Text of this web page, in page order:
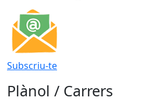
Subscriu-te
Plànol / Carrers